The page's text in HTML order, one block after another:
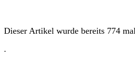
Dieser Artikel wurde bereits 774
.